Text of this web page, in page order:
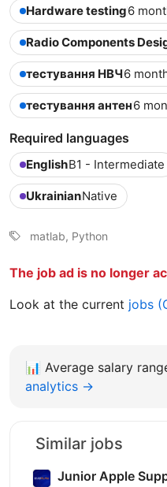
Hardware testing6
Radio Components
тестування НВЧ6
тестування антен6
Required languages
EnglishB1 - Intermediate
UkrainianNative
matlab, Python
The job ad is no longer
Look at the current jobs
📊 Average salary
analytics →
Similar jobs
Junior Apple